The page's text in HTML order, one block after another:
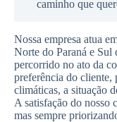
caminho que
Nossa empresa atua
Norte do Paraná e Sul
percorrido no ato da
preferência do cliente,
climáticas, a situação
A satisfação do nosso
mas sempre